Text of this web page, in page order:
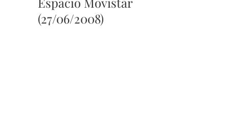
(27/06/2008)